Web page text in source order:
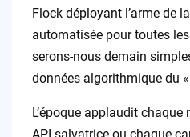
Flock déployant l’arme de
automatisée pour toutes
serons-nous demain
données algorithmique du
L’époque applaudit